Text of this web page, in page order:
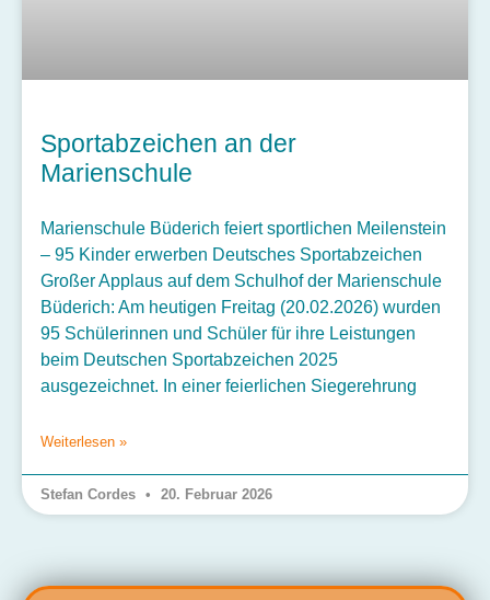
Sportabzeichen an der
Marienschule
Marienschule Büderich feiert sportlichen Meilenstein
– 95 Kinder erwerben Deutsches Sportabzeichen
Großer Applaus auf dem Schulhof der Marienschule
Büderich: Am heutigen Freitag (20.02.2026) wurden
95 Schülerinnen und Schüler für ihre Leistungen
beim Deutschen Sportabzeichen 2025
ausgezeichnet. In einer feierlichen Siegerehrung
Weiterlesen »
Stefan Cordes 20. Februar 2026